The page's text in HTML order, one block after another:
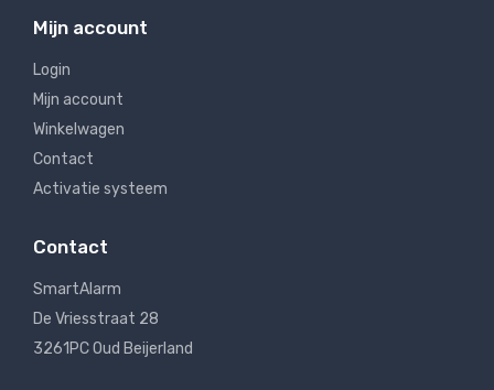
Mijn account
Login
Mijn account
Winkelwagen
Contact
Activatie systeem
Contact
SmartAlarm
De Vriesstraat 28
3261PC Oud Beijerland